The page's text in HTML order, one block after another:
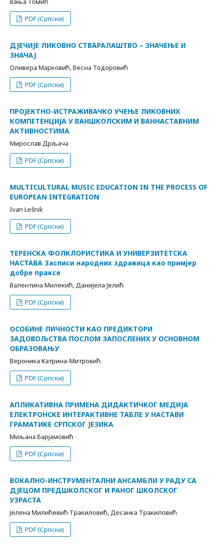
PDF (Српски)
ДЈЕЧИЈЕ ЛИКОВНО СТВАРАЛАШТВО – ЗНАЧЕЊЕ И
ЗНАЧАЈ
Оливера Марковић, Весна Тодоровић
PDF (Српски)
ПРОЈЕКТНО-ИСТРАЖИВАЧКО УЧЕЊЕ ЛИКОВНИХ
КОМПЕТЕНЦИЈА У ВАНШКОЛСКИМ И ВАННАСТАВНИМ
АКТИВНОСТИМА
Мирослав Дрљача
PDF (Српски)
MULTICULTURAL MUSIC EDUCATION IN THE PROCESS OF
EUROPEAN INTEGRATION
Ivan Lešnik
PDF (Српски)
ТЕРЕНСКА ФОЛКЛОРИСТИКА И УНИВЕРЗИТЕТСКА
НАСТАВА Засписи народних здравица као примјер
добре праксе
Валентина Милекић, Данијела Јелић
PDF (Српски)
ОСОБИНЕ ЛИЧНОСТИ КАО ПРЕДИКТОРИ
ЗАДОВОЉСТВА ПОСЛОМ ЗАПОСЛЕНИХ У ОСНОВНОМ
ОБРАЗОВАЊУ
Вероника Катрина-Митровић
PDF (Српски)
АПЛИКАТИВНА ПРИМЕНА ДИДАКТИЧКОГ МЕДИЈА
ЕЛЕКТРОНСКЕ ИНТЕРАКТИВНЕ ТАБЛЕ У НАСТАВИ
ГРАМАТИКЕ СРПСКОГ ЈЕЗИКА
Миљана Барјамовић
PDF (Српски)
ВОКАЛНО-ИНСТРУМЕНТАЛНИ АНСАМБЛИ У РАДУ СА
ДЈЕЦОМ ПРЕДШКОЛСКОГ И РАНОГ ШКОЛСКОГ
УЗРАСТА
Јелена Милићевић Тракиловић, Десанка Тракиловић
PDF (Српски)